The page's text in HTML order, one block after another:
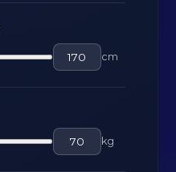
cm
kg